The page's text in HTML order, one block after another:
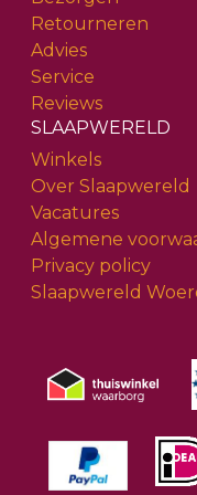
Retourneren
Advies
Service
Reviews
SLAAPWERELD
Winkels
Over Slaapwereld
Vacatures
Algemene
Privacy policy
Slaapwereld